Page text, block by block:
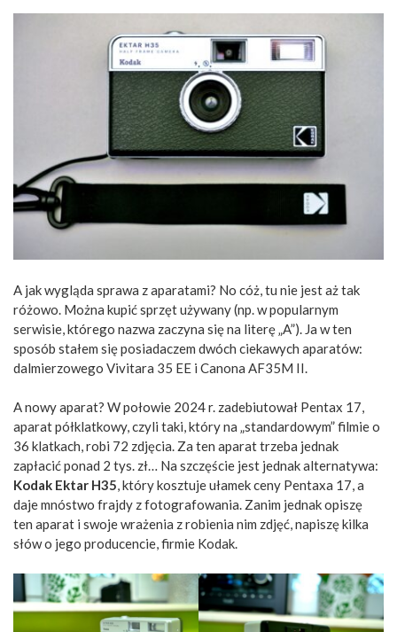
A jak wygląda sprawa z aparatami? No cóż, tu nie jest aż tak
różowo. Można kupić sprzęt używany (np. w popularnym
serwisie, którego nazwa zaczyna się na literę „A”). Ja w ten
sposób stałem się posiadaczem dwóch ciekawych aparatów:
dalmierzowego Vivitara 35 EE i Canona AF35M II.
A nowy aparat? W połowie 2024 r. zadebiutował Pentax 17,
aparat półklatkowy, czyli taki, który na „standardowym” filmie o
36 klatkach, robi 72 zdjęcia. Za ten aparat trzeba jednak
zapłacić ponad 2 tys. zł… Na szczęście jest jednak alternatywa:
Kodak Ektar H35, który kosztuje ułamek ceny Pentaxa 17, a
daje mnóstwo frajdy z fotografowania. Zanim jednak opiszę
ten aparat i swoje wrażenia z robienia nim zdjęć, napiszę kilka
słów o jego producencie, firmie Kodak.